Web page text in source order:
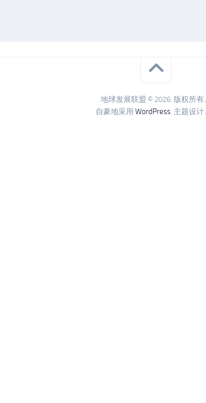
地球发展联盟 © 2026. 版权所有
自豪地采用 WordPress. 主题设计